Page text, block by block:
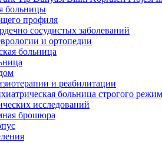
больницы
профиля
сосудистых заболеваний
и ортопедии
больница
и реабилитации
больница строгого
исследований
брошюра